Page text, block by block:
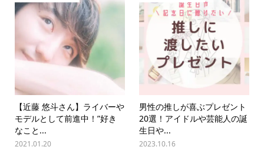
【近藤 悠斗さん】ライバーや
モデルとして前進中！”好き
なこと...
2021.01.20
男性の推しが喜ぶプレゼント
20選！アイドルや芸能人の誕
生日や...
2023.10.16